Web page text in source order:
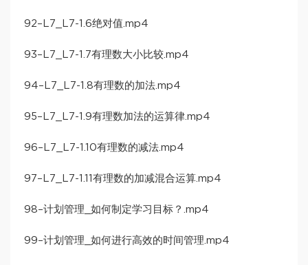
92–L7_L7-1.6绝对值.mp4
93–L7_L7-1.7有理数大小比较.mp4
94–L7_L7-1.8有理数的加法.mp4
95–L7_L7-1.9有理数加法的运算律.mp4
96–L7_L7-1.10有理数的减法.mp4
97–L7_L7-1.11有理数的加减混合运算.mp4
98–计划管理_如何制定学习目标？.mp4
99–计划管理_如何进行高效的时间管理.mp4